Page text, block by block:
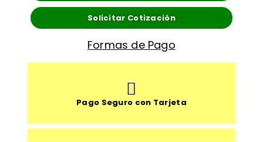
Solicitar Cotización
Formas de Pago
Pago Seguro con Tarjeta